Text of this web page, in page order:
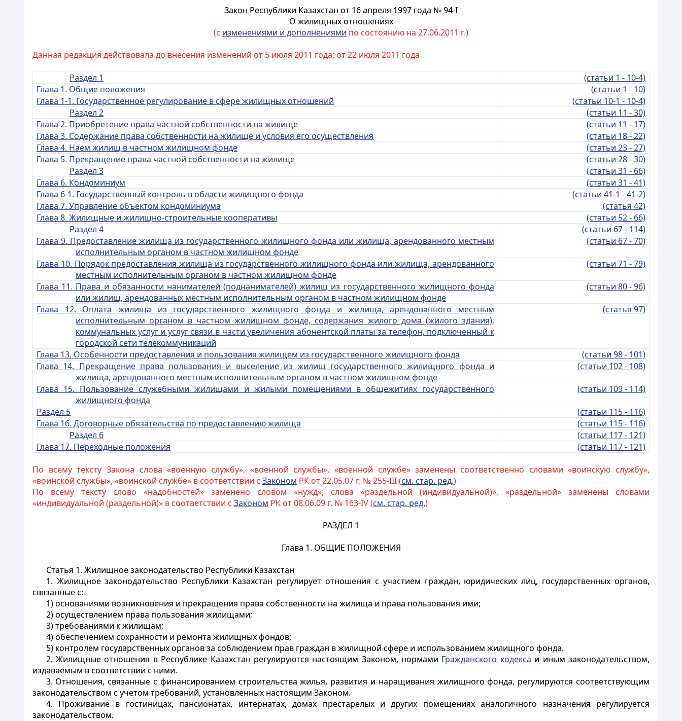
Закон Республики Казахстан от 16 апреля 1997 года № 94-I
О жилищных отношениях
(с изменениями и дополнениями по состоянию на 27.06.2011 г.)
Данная редакция действовала до внесения изменений от 5 июля 2011 года; от 22 июля 2011 года
Раздел 1
(статьи 1 - 10-4)
Глава 1. Общие положения
(статьи 1 - 10)
Глава 1-1. Государственное регулирование в сфере жилищных отношений
(статьи 10-1 - 10-4)
Раздел 2
(статьи 11 - 30)
Глава 2. Приобретение права частной собственности на жилище
(статьи 11 - 17)
Глава 3. Содержание права собственности на жилище и условия его осуществления
(статьи 18 - 22)
Глава 4. Наем жилищ в частном жилищном фонде
(статьи 23 - 27)
Глава 5. Прекращение права частной собственности на жилище
(статьи 28 - 30)
Раздел 3
(статьи 31 - 66)
Глава 6. Кондоминиум
(статьи 31 - 41)
Глава 6-1. Государственный контроль в области жилищного фонда
(статьи 41-1 - 41-2)
Глава 7. Управление объектом кондоминиума
(статья 42)
Глава 8. Жилищные и жилищно-строительные кооперативы
(статьи 52 - 66)
Раздел 4
(статьи 67 - 114)
Глава 9. Предоставление жилища из государственного жилищного фонда или жилища, арендованного местным
исполнительным органом в частном жилищном фонде
(статьи 67 - 70)
Глава 10. Порядок предоставления жилища из государственного жилищного фонда или жилища, арендованного
местным исполнительным органом в частном жилищном фонде
(статьи 71 - 79)
Глава 11. Права и обязанности нанимателей (поднанимателей) жилищ из государственного жилищного фонда
или жилищ, арендованных местным исполнительным органом в частном жилищном фонде
(статьи 80 - 96)
Глава 12. Оплата жилища из государственного жилищного фонда и жилища, арендованного местным
исполнительным органом в частном жилищном фонде, содержания жилого дома (жилого здания),
коммунальных услуг и услуг связи в части увеличения абонентской платы за телефон, подключенный к
городской сети телекоммуникаций
(статья 97)
Глава 13. Особенности предоставления и пользования жилищем из государственного жилищного фонда
(статьи 98 - 101)
Глава 14. Прекращение права пользования и выселение из жилищ государственного жилищного фонда и
жилища, арендованного местным исполнительным органом в частном жилищном фонде
(статьи 102 - 108)
Глава 15. Пользование служебными жилищами и жилыми помещениями в общежитиях государственного
жилищного фонда
(статьи 109 - 114)
Раздел 5
(статьи 115 - 116)
Глава 16. Договорные обязательства по предоставлению жилища
(статьи 115 - 116)
Раздел 6
(статьи 117 - 121)
Глава 17. Переходные положения
(статьи 117 - 121)
По всему тексту Закона слова «военную службу», «военной службы», «военной службе» заменены соответственно словами «воинскую службу»,
«воинской службы», «воинской службе» в соответствии с Законом РК от 22.05.07 г. № 255-III (см. стар. ред.)
По всему тексту слово «надобностей» заменено словом «нужд»; слова «раздельной (индивидуальной)», «раздельной» заменены словами
«индивидуальной (раздельной)» в соответствии с Законом РК от 08.06.09 г. № 163-IV (см. стар. ред.)
РАЗДЕЛ 1
Глава 1. ОБЩИЕ ПОЛОЖЕНИЯ
Статья 1. Жилищное законодательство Республики Казахстан
1. Жилищное законодательство Республики Казахстан регулирует отношения с участием граждан, юридических лиц, государственных органов,
связанные с:
1) основаниями возникновения и прекращения права собственности на жилища и права пользования ими;
2) осуществлением права пользования жилищами;
3) требованиями к жилищам;
4) обеспечением сохранности и ремонта жилищных фондов;
5) контролем государственных органов за соблюдением прав граждан в жилищной сфере и использованием жилищного фонда.
2. Жилищные отношения в Республике Казахстан регулируются настоящим Законом, нормами Гражданского кодекса и иным законодательством,
издаваемым в соответствии с ними.
3. Отношения, связанные с финансированием строительства жилья, развития и наращивания жилищного фонда, регулируются соответствующим
законодательством с учетом требований, установленных настоящим Законом.
4. Проживание в гостиницах, пансионатах, интернатах, домах престарелых и других помещениях аналогичного назначения регулируется
законодательством.